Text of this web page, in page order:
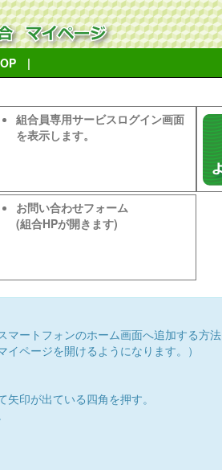
|
組合員専用サービスログイン画面
を表示します。
お問い合わせフォーム
(組合HPが開きます)
マートフォンのホーム画面へ追加する方法
イページを開けるようになります。）
印が出ている四角を押す。